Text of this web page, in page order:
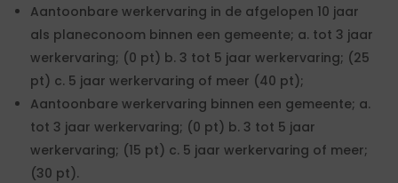
Aantoonbare werkervaring in de afgelopen 10 jaar
als planeconoom binnen een gemeente; a. tot 3 jaar
werkervaring; (0 pt) b. 3 tot 5 jaar werkervaring; (25
pt) c. 5 jaar werkervaring of meer (40 pt);
Aantoonbare werkervaring binnen een gemeente; a.
tot 3 jaar werkervaring; (0 pt) b. 3 tot 5 jaar
werkervaring; (15 pt) c. 5 jaar werkervaring of meer;
(30 pt).